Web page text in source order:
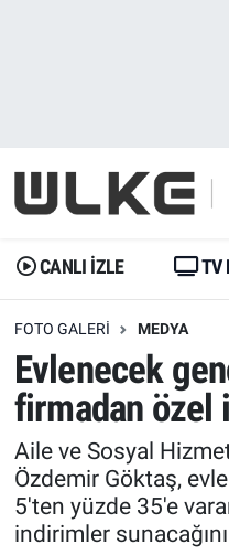
CANLI İZLE TV
FOTO GALERI MEDYA
Evlenecek
firmadan özel
Aile ve Sosyal
Özdemir Göktaş,
5'ten yüzde 35'e
indirimler
Gündem
Dünya
Erişim Bilgileri
Ekonomi
Trend
Özel Haberler
Gündem
Trend
Erişim Bilgileri
Spor
Ekonomi
Dünya
İstanbul Namaz
Trafik Durumu
Erişim Bilgileri
Tüm Manşetler
Son Dakika
Haber Arşivi